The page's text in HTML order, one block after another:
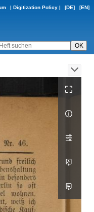
| Digitization Policy | [DE] [EN]